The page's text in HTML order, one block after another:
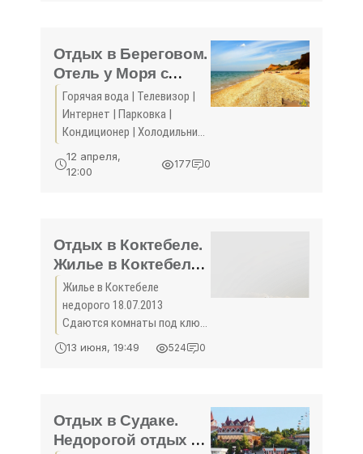
человек (2 шт), люкс на 4-х
человек с
Отдых в Береговом.
Отель у Моря с
бассейном (5 мин.-
пляж), Отдых в
Крыму! Отдых в
Крыму 2018 - жильё
в Крыму без
Горячая вода | Телевизор |
Интернет | Парковка |
Кондиционер | Холодильник
| Стиральная машина |
Бассейн | Детская площадка
12 апреля,
12:00
177 0
Отдых в Коктебеле.
Жилье в Коктебеле
недорого - «Отдых в
Коктебеле»
Жилье в Коктебеле
недорого 18.07.2013
Сдаются комнаты под ключ
в Коктебеле. В хорошем
состоянии (не сараи). С
рабочих (на длительный
срок), для
13 июня, 19:49 524 0
Отдых в Судаке.
Недорогой отдых в